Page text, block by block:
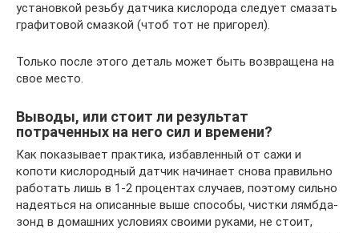
установкой резьбу датчика кислорода следует смазать
графитовой смазкой (чтоб тот не пригорел).
Только после этого деталь может быть возвращена на
свое место.
Выводы, или стоит ли результат
потраченных на него сил и времени?
Как показывает практика, избавленный от сажи и
копоти кислородный датчик начинает снова правильно
работать лишь в 1-2 процентах случаев, поэтому сильно
надеяться на описанные выше способы, чистки лямбда-
зонд в домашних условиях своими руками, не стоит,